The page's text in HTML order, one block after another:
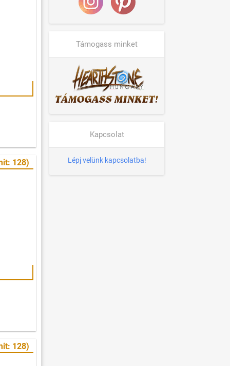
128)
128)
Támogass minket
Kapcsolat
Lépj velünk kapcsolatba!